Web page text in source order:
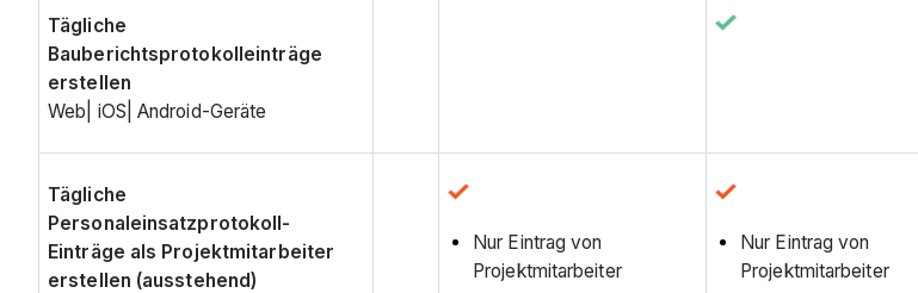
Tägliche
Bauberichtsprotokolleinträge
erstellen
Web| iOS| Android-Geräte
Tägliche
Personaleinsatzprotokoll-
Einträge als Projektmitarbeiter
erstellen (ausstehend)
Nur Eintrag von
Projektmitarbeiter
Nur Eintrag von
Projektmitarbeiter